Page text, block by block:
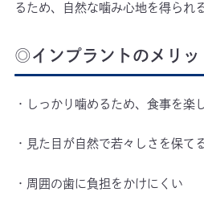
るため、自然な噛み心地を得られ
◎インプラントのメリッ
・しっかり噛めるため、食事を楽
・見た目が自然で若々しさを保て
・周囲の歯に負担をかけにくい